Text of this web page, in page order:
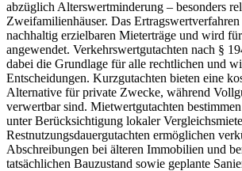
abzüglich Alterswertminderung – besonders
Zweifamilienhäuser. Das
nachhaltig erzielbaren Mieterträge und wird
angewendet. Verkehrswertgutachten nach §
dabei die Grundlage für alle rechtlichen und
Entscheidungen. Kurzgutachten bieten eine
Alternative für private Zwecke, während
verwertbar sind. Mietwertgutachten
unter Berücksichtigung lokaler
Restnutzungsdauergutachten ermöglichen
Abschreibungen bei älteren Immobilien und
tatsächlichen Bauzustand sowie geplante